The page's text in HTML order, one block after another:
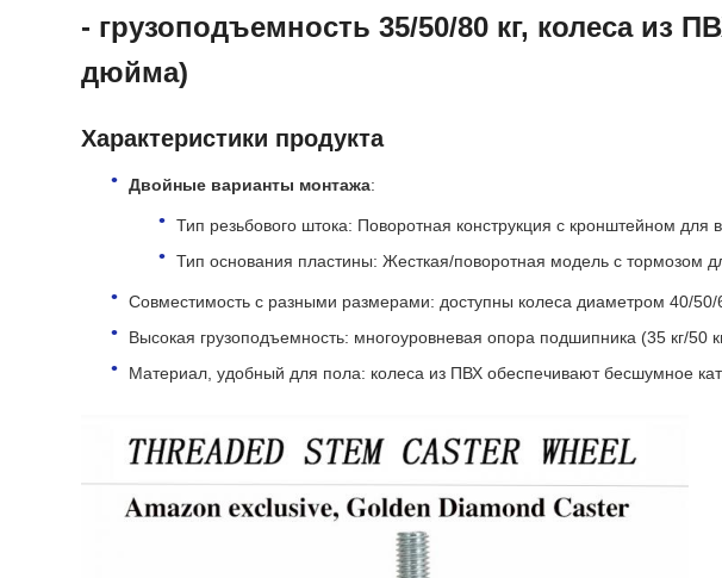
- грузоподъемность 35/50/80 кг, колеса из
дюйма)
Характеристики продукта
Двойные варианты монтажа:
Тип резьбового штока: Поворотная конструкция с кронштейном для
Тип основания пластины: Жесткая/поворотная модель с тормозом
Совместимость с разными размерами: доступны колеса диаметром 40/
Высокая грузоподъемность: многоуровневая опора подшипника (35 кг/50
Материал, удобный для пола: колеса из ПВХ обеспечивают бесшумное